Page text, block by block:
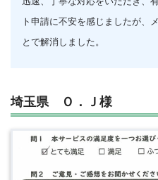
ト申請に不安を感じましたが、
とで解消しました。
埼玉県 Ｏ．Ｊ様